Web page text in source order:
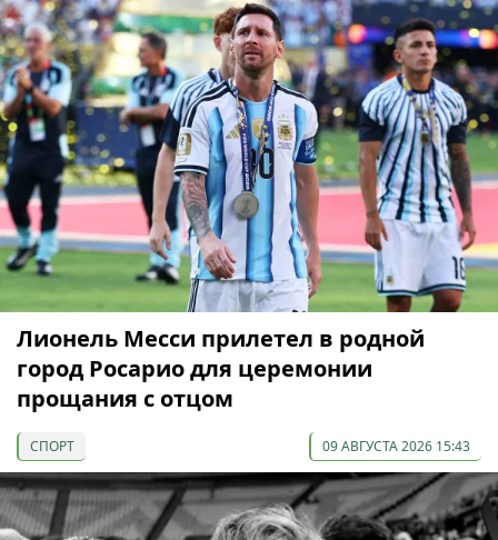
Лионель Месси прилетел в родной
город Росарио для церемонии
прощания с отцом
СПОРТ 09 АВГУСТА 2026 15:43